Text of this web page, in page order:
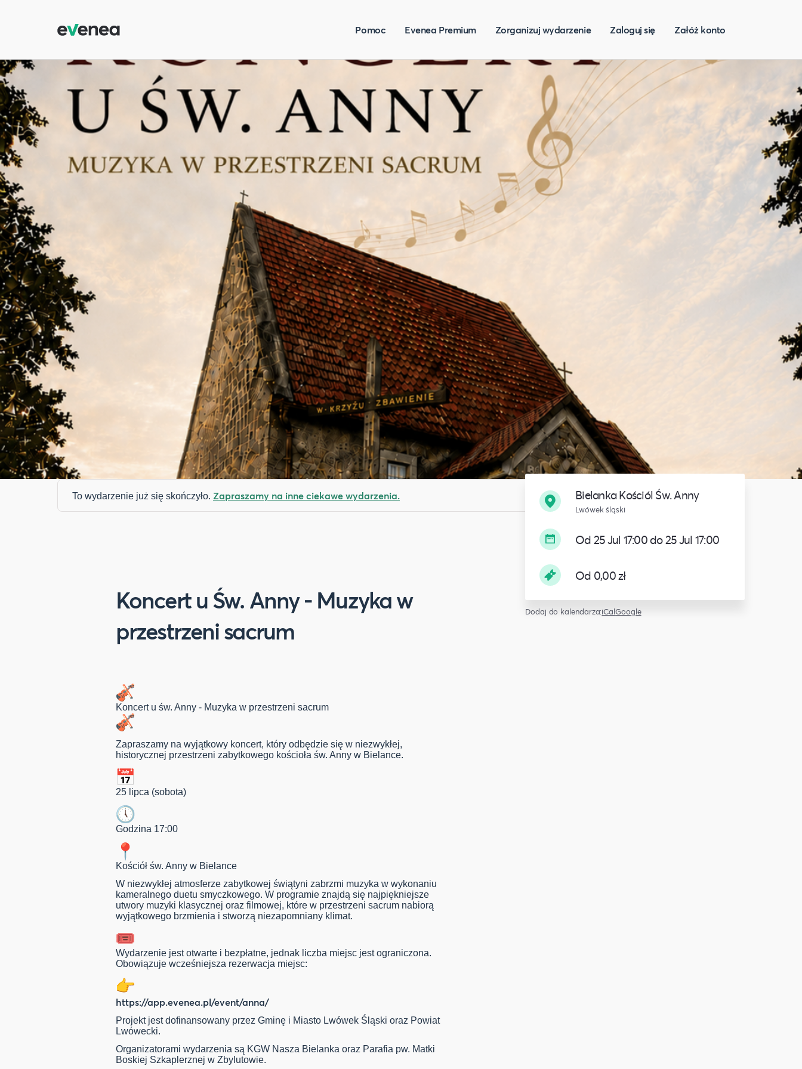
Pomoc Evenea Premium Zorganizuj wydarzenie Zaloguj się Załóż konto
To wydarzenie już się skończyło. Zapraszamy na inne ciekawe wydarzenia.
Koncert u Św. Anny - Muzyka w
przestrzeni sacrum
Koncert u św. Anny - Muzyka w przestrzeni sacrum
Zapraszamy na wyjątkowy koncert, który odbędzie się w niezwykłej,
historycznej przestrzeni zabytkowego kościoła św. Anny w Bielance.
25 lipca (sobota)
Godzina 17:00
Kościół św. Anny w Bielance
W niezwykłej atmosferze zabytkowej świątyni zabrzmi muzyka w wykonaniu
kameralnego duetu smyczkowego. W programie znajdą się najpiękniejsze
utwory muzyki klasycznej oraz filmowej, które w przestrzeni sacrum nabiorą
wyjątkowego brzmienia i stworzą niezapomniany klimat.
Wydarzenie jest otwarte i bezpłatne, jednak liczba miejsc jest ograniczona.
Obowiązuje wcześniejsza rezerwacja miejsc:
https://app.evenea.pl/event/anna/
Projekt jest dofinansowany przez Gminę i Miasto Lwówek Śląski oraz Powiat
Lwówecki.
Organizatorami wydarzenia są KGW Nasza Bielanka oraz Parafia pw. Matki
Boskiej Szkaplerznej w Zbylutowie.
Bielanka Kościól Św. Anny
Lwówek śląski
Od 25 Jul 17:00 do 25 Jul 17:00
Od 0,00 zł
Dodaj do kalendarza:iCalGoogle